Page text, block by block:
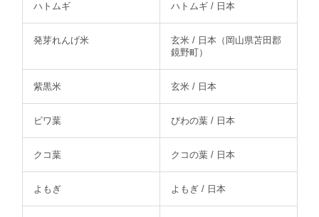
ハトムギ ハトムギ / 日本
発芽れんげ米
玄米 / 日本（岡山県苫田郡
鏡野町）
紫黒米 玄米 / 日本
ビワ葉 びわの葉 / 日本
クコ葉 クコの葉 / 日本
よもぎ よもぎ / 日本